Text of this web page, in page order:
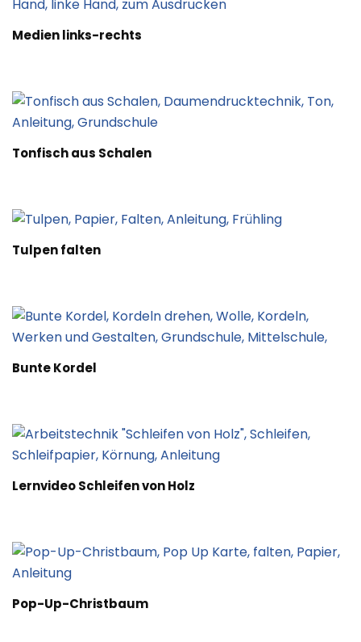
Medien links-rechts
Tonfisch aus Schalen
Tulpen falten
Bunte Kordel
Lernvideo Schleifen von Holz
Pop-Up-Christbaum